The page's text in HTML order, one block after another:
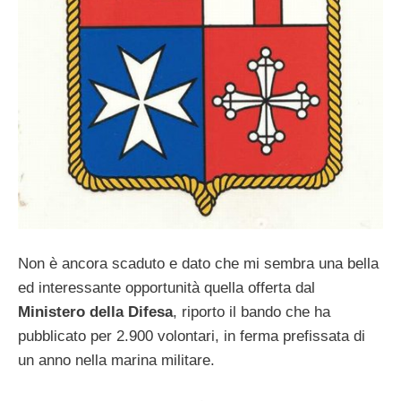
Non è ancora scaduto e dato che mi sembra una bella
ed interessante opportunità quella offerta dal
Ministero della Difesa, riporto il bando che ha
pubblicato per 2.900 volontari, in ferma prefissata di
un anno nella marina militare.